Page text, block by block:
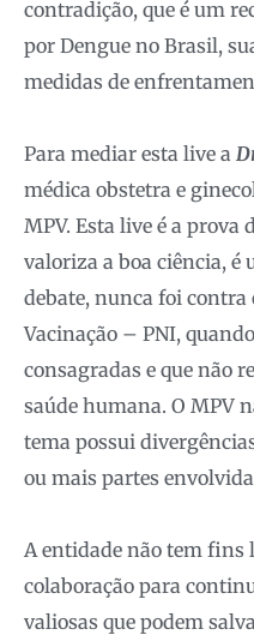
contradição, que é um
por Dengue no Brasil,
medidas de
Para mediar esta live a
médica obstetra e
MPV. Esta live é a prova
valoriza a boa ciência, é
debate, nunca foi contra
Vacinação – PNI,
consagradas e que não
saúde humana. O MPV
tema possui
ou mais partes
A entidade não tem fins
colaboração para
valiosas que podem